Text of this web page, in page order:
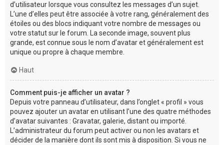
d’utilisateur lorsque vous consultez les messages d’un sujet.
L’une d’elles peut être associée à votre rang, généralement des
étoiles ou des blocs indiquant votre nombre de messages ou
votre statut sur le forum. La seconde image, souvent plus
grande, est connue sous le nom d’avatar et généralement est
unique ou propre à chaque membre.
Haut
Comment puis-je afficher un avatar ?
Depuis votre panneau d’utilisateur, dans l’onglet « profil » vous
pouvez ajouter un avatar en utilisant l’une des quatre méthodes
d’avatar suivantes : Gravatar, galerie, distant ou importé.
L’administrateur du forum peut activer ou non les avatars et
décider de la manière dont ils sont mis à disposition. Si vous ne